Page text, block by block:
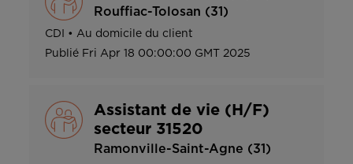
Rouffiac-Tolosan (31)
CDI • Au domicile du client
Publié Fri Apr 18 00:00:00 GMT 2025
Assistant de vie (H/F)
secteur 31520
Ramonville-Saint-Agne (31)